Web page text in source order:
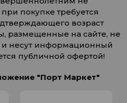
покупке требуется
возраст
размещенные на сайте, не
несут информационный
публичной офертой!
"Порт Маркет"